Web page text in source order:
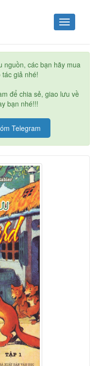
Toggle
navigation
nguồn, các bạn hãy mua
giả nhé!
để chia sẻ, giao lưu về
bạn nhé!!!
Telegram